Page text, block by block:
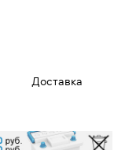
Доставка